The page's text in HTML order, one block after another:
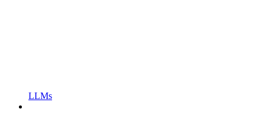
LLMs